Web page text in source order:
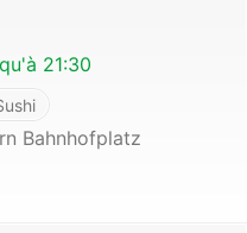
21:30
Bahnhofplatz